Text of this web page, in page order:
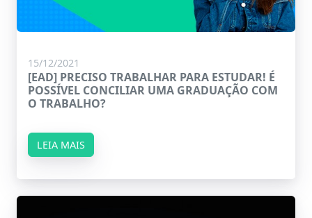
15/12/2021
[EAD] PRECISO TRABALHAR PARA ESTUDAR! É
POSSÍVEL CONCILIAR UMA GRADUAÇÃO COM
O TRABALHO?
LEIA MAIS